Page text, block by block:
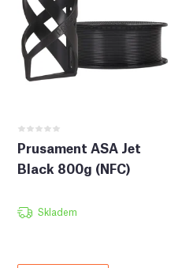
Prusament ASA Jet
Black 800g (NFC)
Skladem